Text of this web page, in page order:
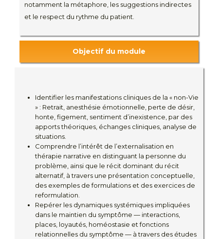
notamment la métaphore, les suggestions indirectes
et le respect du rythme du patient.
Objectif du module
Identifier les manifestations cliniques de la « non-Vie
» : Retrait, anesthésie émotionnelle, perte de désir,
honte, figement, sentiment d’inexistence, par des
apports théoriques, échanges cliniques, analyse de
situations.
Comprendre l’intérêt de l’externalisation en
thérapie narrative en distinguant la personne du
problème, ainsi que le récit dominant du récit
alternatif, à travers une présentation conceptuelle,
des exemples de formulations et des exercices de
reformulation.
Repérer les dynamiques systémiques impliquées
dans le maintien du symptôme — interactions,
places, loyautés, homéostasie et fonctions
relationnelles du symptôme — à travers des études